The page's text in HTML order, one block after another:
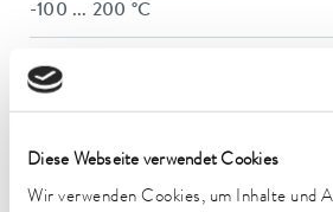
Diese Webseite verwendet Cookies
Wir verwenden Cookies, um Inhalte und
-100 ... 200 °C
Betriebstemperaturbereich
-100 ... 200 °C
5 ... 40 °C